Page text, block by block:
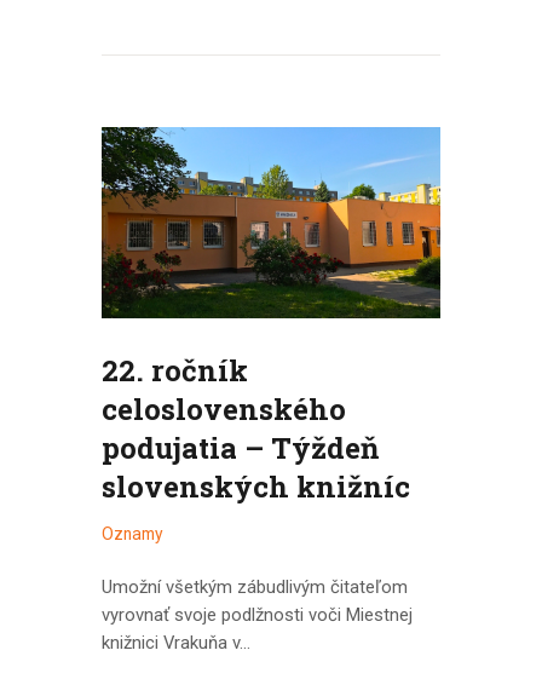
22. ročník
celoslovenského
podujatia – Týždeň
slovenských knižníc
Oznamy
Umožní všetkým zábudlivým čitateľom
vyrovnať svoje podlžnosti voči Miestnej
knižnici Vrakuňa v…